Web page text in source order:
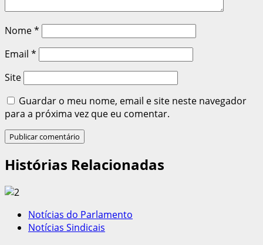
Nome*
Email *
Site
Guardar o meu nome, email e site neste navegador
para a próxima vez que eu comentar.
Histórias Relacionadas
Notícias do Parlamento
Notícias Sindicais